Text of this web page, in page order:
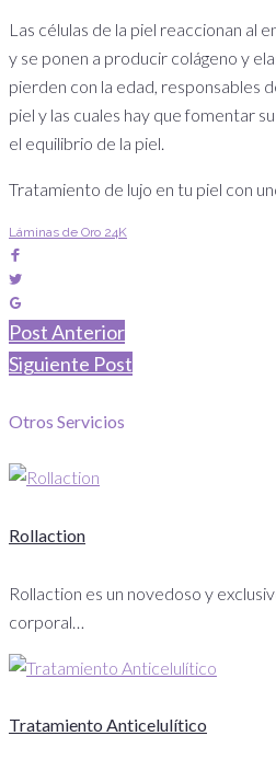
Las células de la piel reaccionan al
y se ponen a producir colágeno y
pierden con la edad, responsables
piel y las cuales hay que fomentar
el equilibrio de la piel.
Tratamiento de lujo en tu piel con
Láminas de Oro 24K
Twitter
Navegación
de
entradas
Post Anterior
Siguiente Post
Otros Servicios
Rollaction
Rollaction es un novedoso y
corporal…
Tratamiento Anticelulítico